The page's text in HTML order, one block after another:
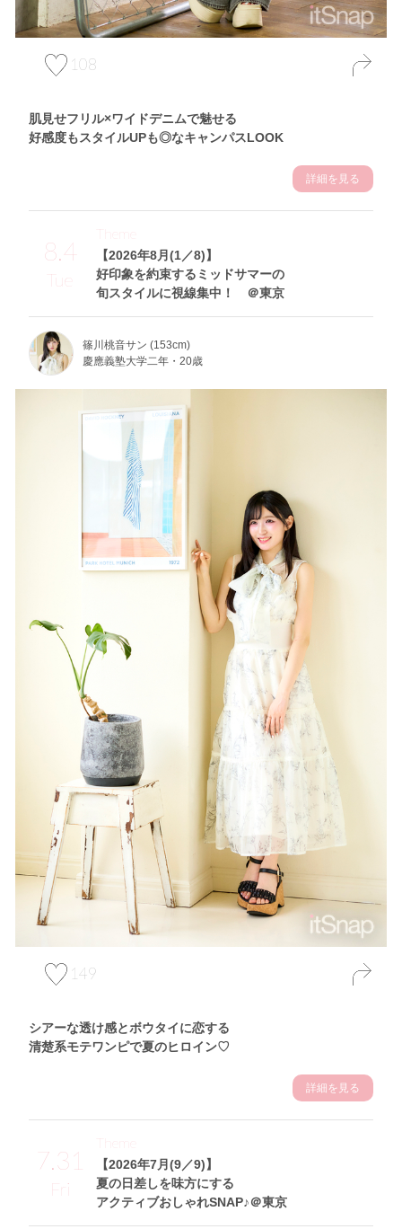
108
肌見せフリル×ワイドデニムで魅せる
好感度もスタイルUPも◎なキャンパスLOOK
詳細を見る
8.4
Tue
【2026年8月(1／8)】
好印象を約束するミッドサマーの
旬スタイルに視線集中！ ＠東京
Theme
篠川桃音サン (153cm)
慶應義塾大学二年・20歳
149
シアーな透け感とボウタイに恋する
清楚系モテワンピで夏のヒロイン♡
詳細を見る
7.31
Fri
【2026年7月(9／9)】
夏の日差しを味方にする
アクティブおしゃれSNAP♪＠東京
Theme